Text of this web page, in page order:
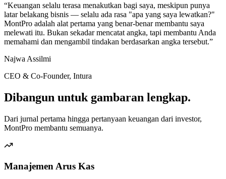
“Keuangan selalu terasa menakutkan bagi saya, meskipun punya
latar belakang bisnis — selalu ada rasa "apa yang saya lewatkan?"
MontPro adalah alat pertama yang benar-benar membantu saya
melewati itu. Bukan sekadar mencatat angka, tapi membantu Anda
memahami dan mengambil tindakan berdasarkan angka tersebut.”
Najwa Assilmi
CEO & Co-Founder, Intura
Dibangun untuk gambaran lengkap.
Dari jurnal pertama hingga pertanyaan keuangan dari investor,
MontPro membantu semuanya.
Manajemen Arus Kas